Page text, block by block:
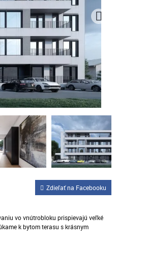
Zdieľať na Facebooku
vo vnútrobloku prispievajú veľké
k bytom terasu s krásnym